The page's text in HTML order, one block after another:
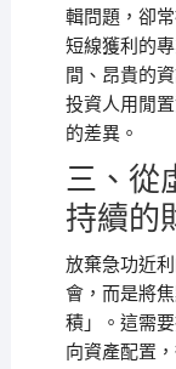
輯問題，卻
短線獲利的
間、昂貴的
投資人用閒
的差異。
三、從
持續的
放棄急功近
會，而是將
積」。這需
向資產配置